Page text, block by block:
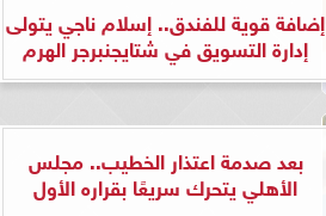
إضافة قوية للفندق.. إسلام ناجي يتولى
إدارة التسويق في شتايجنبرجر الهرم
بعد صدمة اعتذار الخطيب.. مجلس
الأهلي يتحرك سريعًا بقراره الأول